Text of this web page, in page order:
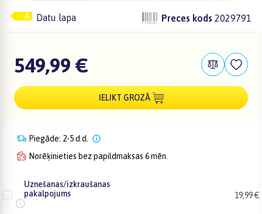
Datu lapa Preces kods 2029791
549,99 €
IELIKT GROZĀ
Piegāde: 2-5 d.d.
Norēķinieties bez papildmaksas 6 mēn.
Uznešanas/izkraušanas
pakalpojums
19,99 €